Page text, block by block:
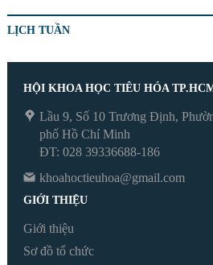
LỊCH TUẦN
HỘI KHOA HỌC TIÊU HÓA
Lầu 9, Số 10 Trương Định,
phố Hồ Chí Minh
ĐT: 028 39336688-186
khoahoctieuhoa@gmail.com
GIỚI THIỆU
Giới thiệu
Sơ đồ tổ chức